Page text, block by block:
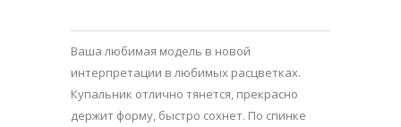
Ваша любимая модель в новой
интерпретации в любимых расцветках.
Купальник отлично тянется, прекрасно
держит форму, быстро сохнет. По спинке